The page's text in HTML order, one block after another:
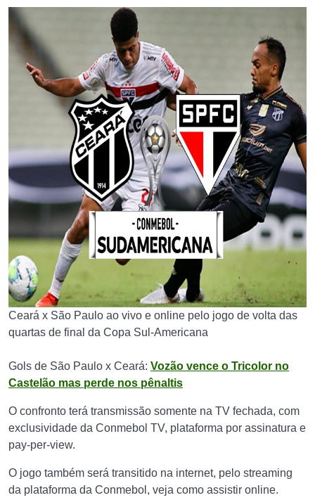
Ceará x São Paulo ao vivo e online pelo jogo de volta das
quartas de final da Copa Sul-Americana
Gols de São Paulo x Ceará: Vozão vence o Tricolor no
Castelão mas perde nos pênaltis
O confronto terá transmissão somente na TV fechada, com
exclusividade da Conmebol TV, plataforma por assinatura e
pay-per-view.
O jogo também será transitido na internet, pelo streaming
da plataforma da Conmebol, veja como assistir online.